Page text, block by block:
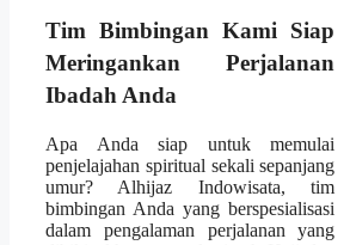
Tim Bimbingan Kami Siap
Meringankan Perjalanan
Ibadah Anda
Apa Anda siap untuk memulai
penjelajahan spiritual sekali sepanjang
umur? Alhijaz Indowisata, tim
bimbingan Anda yang berspesialisasi
dalam pengalaman perjalanan yang